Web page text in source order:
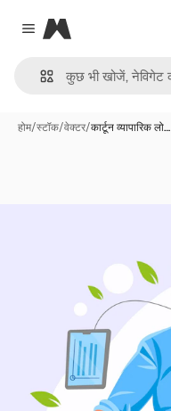
Close menu
Magnific
होम/स्टॉक/वेक्टर/कार्टून व्यापारिक लो…